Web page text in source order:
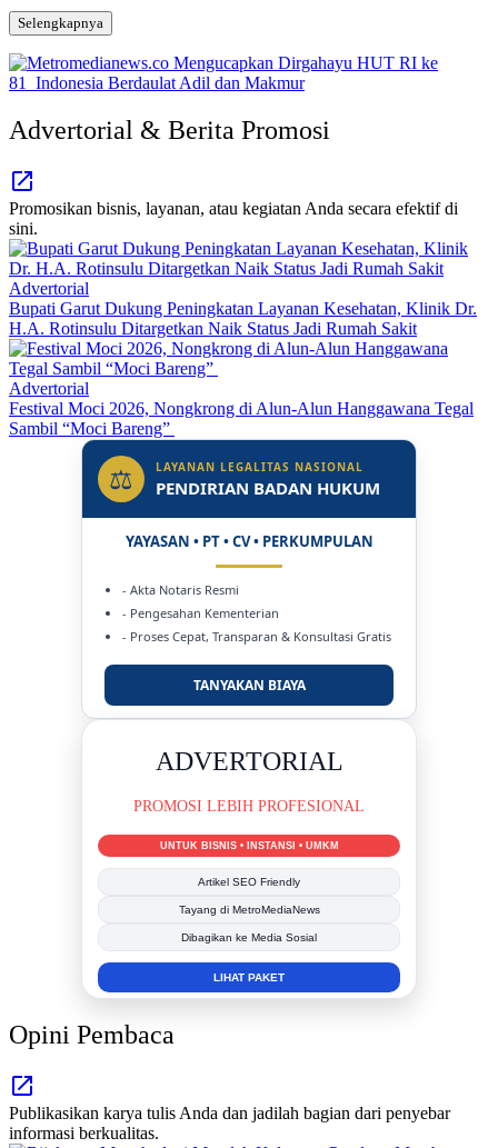
Selengkapnya
Advertorial & Berita Promosi
Promosikan bisnis, layanan, atau kegiatan Anda secara efektif di
sini.
Advertorial
Bupati Garut Dukung Peningkatan Layanan Kesehatan, Klinik Dr.
H.A. Rotinsulu Ditargetkan Naik Status Jadi Rumah Sakit
Advertorial
Festival Moci 2026, Nongkrong di Alun-Alun Hanggawana Tegal
Sambil “Moci Bareng”
⚖ LAYANAN LEGALITAS NASIONAL
PENDIRIAN BADAN HUKUM
YAYASAN • PT • CV • PERKUMPULAN
- Akta Notaris Resmi
- Pengesahan Kementerian
- Proses Cepat, Transparan & Konsultasi Gratis
TANYAKAN BIAYA
ADVERTORIAL
PROMOSI LEBIH PROFESIONAL
UNTUK BISNIS • INSTANSI • UMKM
Artikel SEO Friendly
Tayang di MetroMediaNews
Dibagikan ke Media Sosial
LIHAT PAKET
Opini Pembaca
Publikasikan karya tulis Anda dan jadilah bagian dari penyebar
informasi berkualitas.